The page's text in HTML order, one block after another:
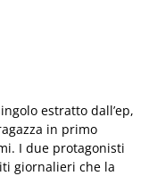
estratto dall’ep,
in primo
I due protagonisti
giornalieri che la